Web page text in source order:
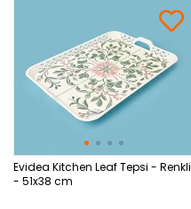
Evidea Kitchen Leaf Tepsi - Renkli
- 51x38 cm